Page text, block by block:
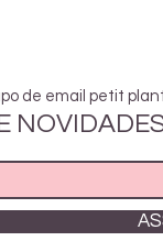
de email petit